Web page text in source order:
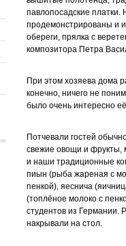
павлопосадские
продемонстрированы и
обереги, прялка с
композитора Петра
При этом хозяева дома
конечно, ничего не
было очень интересно
Потчевали гостей
свежие овощи и фрукты,
и наши традиционные
пиын (рыба жареная с
пенкой), яеснича
(топлёное молоко с
студентов из Германии.
накрывали на стол.